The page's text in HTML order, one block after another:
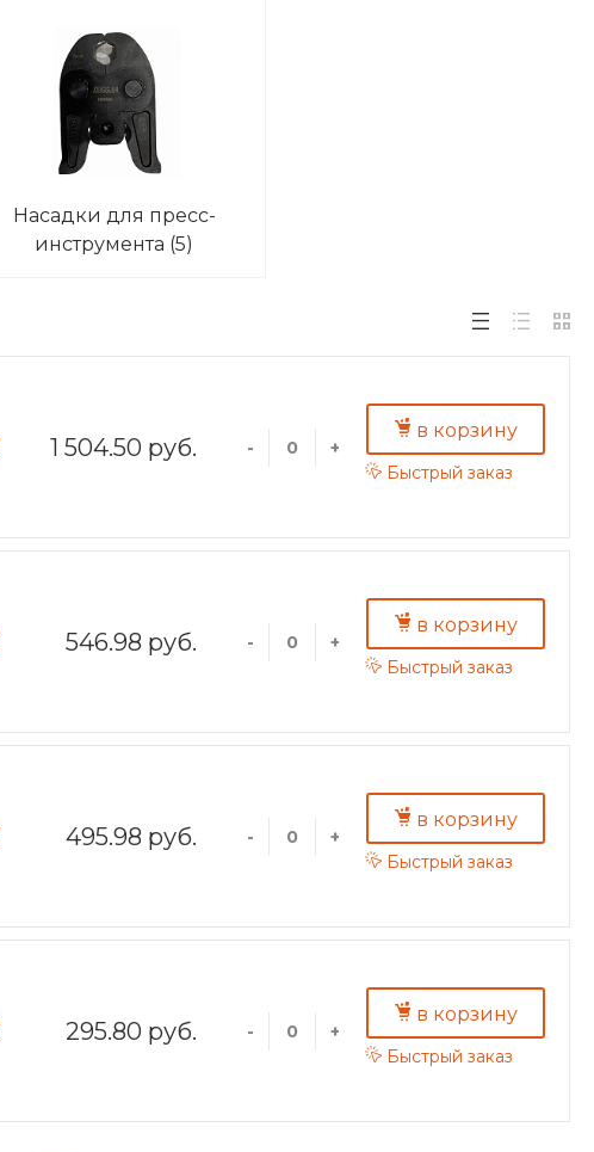
Насадки для пресс-
инструмента (5)
1 504.50 руб. - +
в корзину
Быстрый заказ
546.98 руб. - +
в корзину
Быстрый заказ
495.98 руб. - +
в корзину
Быстрый заказ
295.80 руб. - +
в корзину
Быстрый заказ